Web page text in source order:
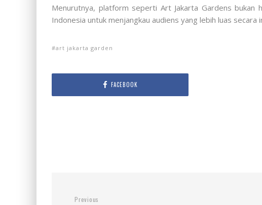
Menurutnya, platform seperti Art Jakarta Gardens bukan
Indonesia untuk menjangkau audiens yang lebih luas secara
art jakarta garden
FACEBOOK
Previous